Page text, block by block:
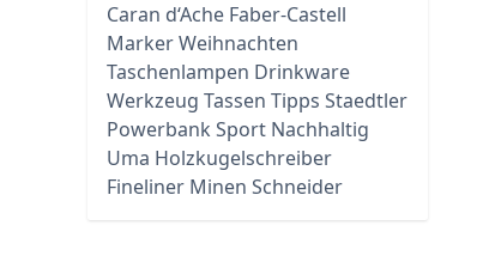
Caran d‘Ache Faber-Castell
MarkerWeihnachten
Taschenlampen Drinkware
Werkzeug Tassen Tipps Staedtler
Powerbank Sport Nachhaltig
Uma Holzkugelschreiber
Fineliner Minen Schneider